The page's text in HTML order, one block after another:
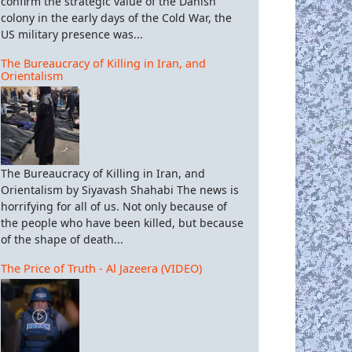
says adieu to IMF
colony in the early days of the Cold War, the
US military presence was...
The Bureaucracy of Killing in Iran, and
Orientalism
The Bureaucracy of Killing in Iran, and
Orientalism by Siyavash Shahabi The news is
horrifying for all of us. Not only because of
the people who have been killed, but because
of the shape of death...
The Price of Truth - Al Jazeera (VIDEO)